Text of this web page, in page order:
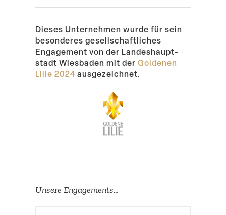
Dieses Unter­nehmen wurde für sein
beson­deres gesell­schaft­liches
Engagement von der Landes­haupt­
stadt Wiesbaden mit der Goldenen
Lilie 2024 ausgezeichnet.
Unsere Engage­ments…